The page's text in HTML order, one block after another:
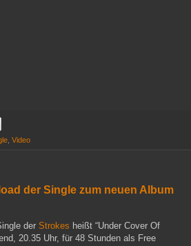
Video
der Single zum neuen Album
der Strokes heißt “Under Cover Of
20.35 Uhr, für 48 Stunden als Free